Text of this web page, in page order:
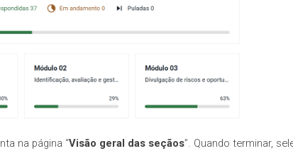
na página “Visão geral das seçãos”. Quando terminar,